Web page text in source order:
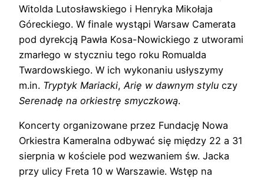
Witolda Lutosławskiego i Henryka Mikołaja
Góreckiego. W finale wystąpi Warsaw Camerata
pod dyrekcją Pawła Kosa-Nowickiego z utworami
zmarłego w styczniu tego roku Romualda
Twardowskiego. W ich wykonaniu usłyszymy
m.in. Tryptyk Mariacki, Arię w dawnym stylu czy
Serenadę na orkiestrę smyczkową.
Koncerty organizowane przez Fundację Nowa
Orkiestra Kameralna odbywać się między 22 a 31
sierpnia w kościele pod wezwaniem św. Jacka
przy ulicy Freta 10 w Warszawie. Wstęp na